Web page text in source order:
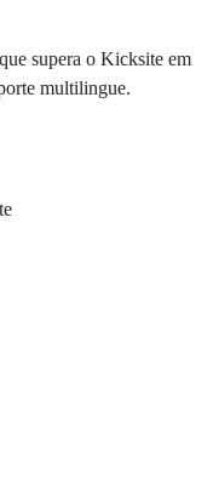
supera o Kicksite em
multilingue.